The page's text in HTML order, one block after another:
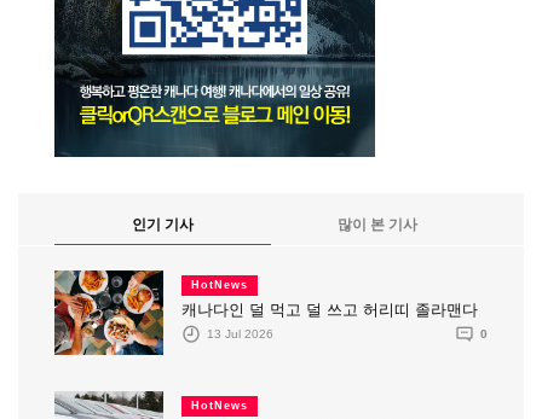
인기 기사 많이 본 기사
HotNews
캐나다인 덜 먹고 덜 쓰고 허리띠 졸라맨다
13 Jul 2026 0
HotNews